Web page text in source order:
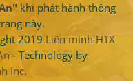
khi phát hành thông
này.
2019 Liên minh HTX
- Technology by
Inc.